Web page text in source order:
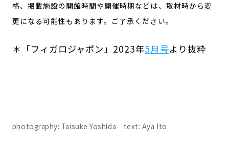
格、掲載施設の開館時間や開催時期などは、取材時から変
更になる可能性もあります。ご了承ください。
＊「フィガロジャポン」2023年5月号より抜粋
photography: Taisuke Yoshida text: Aya Ito